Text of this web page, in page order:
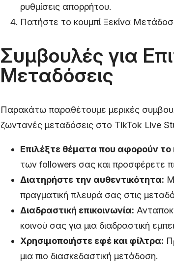
ρυθμίσεις απορρήτου.
Πατήστε το κουμπί Ξεκίνα
Συμβουλές για
Μεταδόσεις
Παρακάτω παραθέτουμε μερικές
ζωντανές μεταδόσεις στο TikTok Live
Επιλέξτε θέματα που αφορούν το
των followers σας και προσφέρετε
Διατηρήστε την αυθεντικότητα:
πραγματική πλευρά σας στις
Διαδραστική επικοινωνία:
κοινού σας για μια διαδραστική
Χρησιμοποιήστε εφέ και φίλτρα:
μια πιο διασκεδαστική μετάδοση.